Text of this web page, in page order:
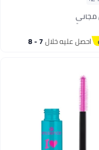
بسرعة
مجاني
احصل عليه خلال 7 - 8